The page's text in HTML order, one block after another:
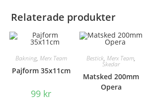
Relaterade produkter
Bakning, Merx Team
Pajform 35x11cm
99 kr
Bestick,Merx Team,
Skedar
Matsked 200mm
Opera